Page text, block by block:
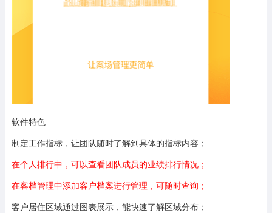
软件特色
制定工作指标，让团队随时了解到具体的指标内容；
在个人排行中，可以查看团队成员的业绩排行情况；
在客档管理中添加客户档案进行管理，可随时查询；
客户居住区域通过图表展示，能快速了解区域分布；